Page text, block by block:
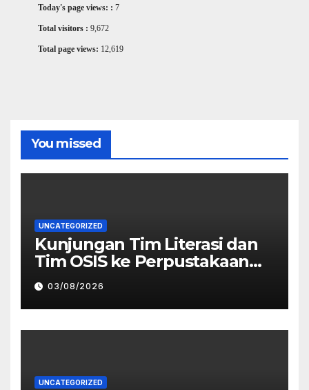
Today's page views: : 7
Total visitors : 9,672
Total page views: 12,619
You missed
UNCATEGORIZED
Kunjungan Tim Literasi dan
Tim OSIS ke Perpustakaan
Daerah Bojonegoro
03/08/2026
UNCATEGORIZED